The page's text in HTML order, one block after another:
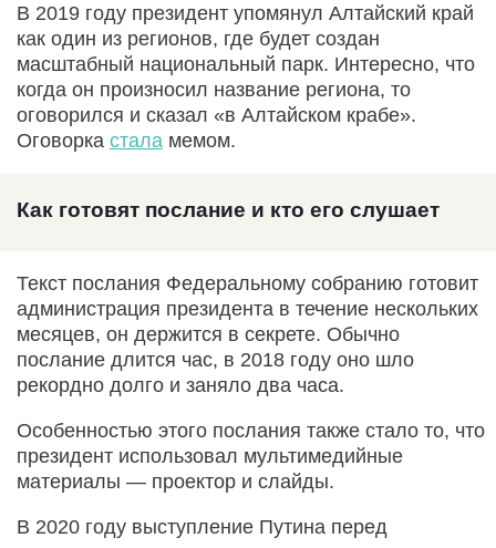
В 2019 году президент упомянул Алтайский край
как один из регионов, где будет создан
масштабный национальный парк. Интересно, что
когда он произносил название региона, то
оговорился и сказал «в Алтайском крабе».
Оговорка стала мемом.
Как готовят послание и кто его слушает
Текст послания Федеральному собранию готовит
администрация президента в течение нескольких
месяцев, он держится в секрете. Обычно
послание длится час, в 2018 году оно шло
рекордно долго и заняло два часа.
Особенностью этого послания также стало то, что
президент использовал мультимедийные
материалы — проектор и слайды.
В 2020 году выступление Путина перед